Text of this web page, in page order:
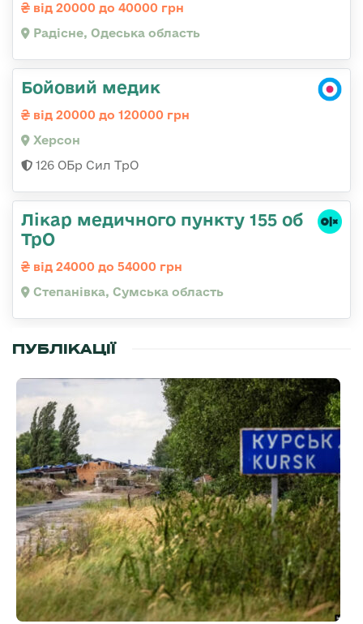
від 20000 до 40000 грн
Радісне, Одеська область
Бойовий медик
від 20000 до 120000 грн
Херсон
126 ОБр Сил ТрО
Лікар медичного пункту 155 об
ТрО
від 24000 до 54000 грн
Степанівка, Сумська область
ПУБЛІКАЦІЇ